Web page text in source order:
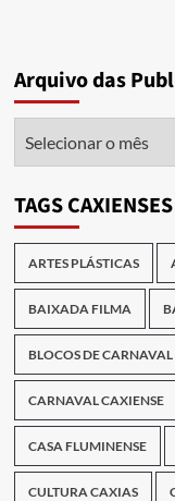
Arquivo das
TAGS CAXIENSES
ARTES PLÁSTICAS
BAIXADA FILMA
BLOCOS DE CARNAVAL
CARNAVAL CAXIENSE
CASA FLUMINENSE
CULTURA CAXIAS